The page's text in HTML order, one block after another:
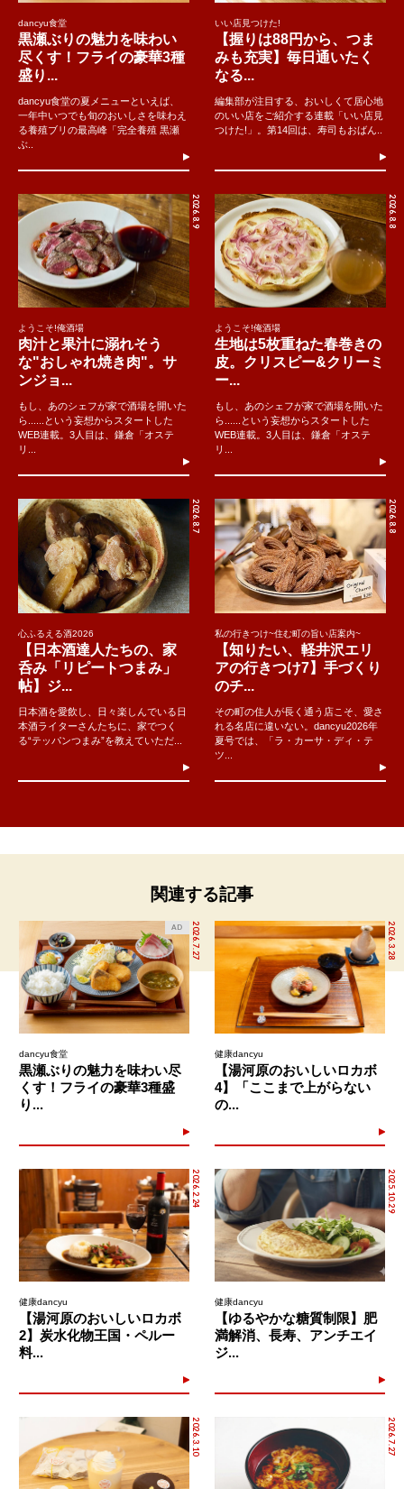
dancyu食堂
黒瀬ぶりの魅力を味わい
尽くす！フライの豪華3種
盛り...
dancyu食堂の夏メニューといえば、
一年中いつでも旬のおいしさを味わえ
る養殖ブリの最高峰「完全養殖 黒瀬
ぶ..
いい店見つけた!
【握りは88円から、つま
みも充実】毎日通いたく
なる...
編集部が注目する、おいしくて居心地
のいい店をご紹介する連載「いい店見
つけた!」。第14回は、寿司もおばん..
2026.8.9
ようこそ!俺酒場
肉汁と果汁に溺れそう
な"おしゃれ焼き肉"。サ
ンジョ...
もし、あのシェフが家で酒場を開いた
ら......という妄想からスタートした
WEB連載。3人目は、鎌倉「オステ
リ...
2026.8.8
ようこそ!俺酒場
生地は5枚重ねた春巻きの
皮。クリスピー&クリーミ
ー...
もし、あのシェフが家で酒場を開いた
ら......という妄想からスタートした
WEB連載。3人目は、鎌倉「オステ
リ...
2026.8.7
心ふるえる酒2026
【日本酒達人たちの、家
呑み「リピートつまみ」
帖】ジ...
日本酒を愛飲し、日々楽しんでいる日
本酒ライターさんたちに、家でつく
る“テッパンつまみ”を教えていただ...
2026.8.8
私の行きつけ~住む町の旨い店案内~
【知りたい、軽井沢エリ
アの行きつけ7】手づくり
のチ...
その町の住人が長く通う店こそ、愛さ
れる名店に違いない。dancyu2026年
夏号では、「ラ・カーサ・ディ・テ
ツ...
関連する記事
2026.7.27
AD
dancyu食堂
黒瀬ぶりの魅力を味わい尽
くす！フライの豪華3種盛
り...
2026.3.28
健康dancyu
【湯河原のおいしいロカボ
4】「ここまで上がらない
の...
2026.2.24
健康dancyu
【湯河原のおいしいロカボ
2】炭水化物王国・ペルー
料...
2025.10.29
健康dancyu
【ゆるやかな糖質制限】肥
満解消、長寿、アンチエイ
ジ...
2026.3.10 2026.7.27